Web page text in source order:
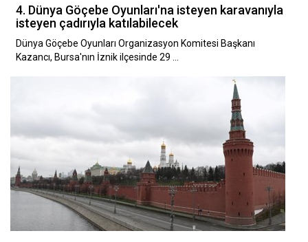
4. Dünya Göçebe Oyunları'na isteyen karavanıyla
isteyen çadırıyla katılabilecek
Dünya Göçebe Oyunları Organizasyon Komitesi Başkanı
Kazancı, Bursa'nın İznik ilçesinde 29 …